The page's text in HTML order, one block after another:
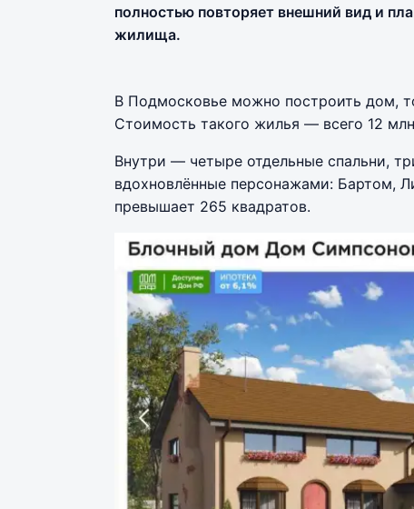
полностью повторяет внешний вид и
жилища.
В Подмосковье можно построить дом,
Стоимость такого жилья — всего 12
Внутри — четыре отдельные спальни,
вдохновлённые персонажами: Бартом,
превышает 265 квадратов.